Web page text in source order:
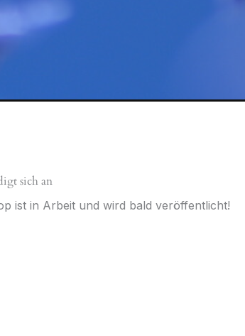
sich an
ist in Arbeit und wird bald veröffentlicht!